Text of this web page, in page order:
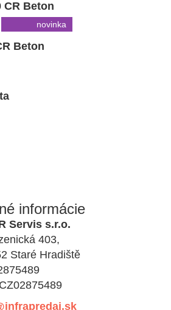
Beton
novinka
informácie
Servis s.r.o.
403,
Staré Hradiště